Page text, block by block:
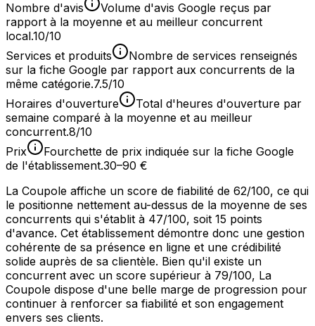
Nombre d'avis
Volume d'avis Google reçus par
rapport à la moyenne et au meilleur concurrent
local.10/10
Services et produits
Nombre de services renseignés
sur la fiche Google par rapport aux concurrents de la
même catégorie.7.5/10
Horaires d'ouverture
Total d'heures d'ouverture par
semaine comparé à la moyenne et au meilleur
concurrent.8/10
Prix
Fourchette de prix indiquée sur la fiche Google
de l'établissement.30–90 €
La Coupole affiche un score de fiabilité de 62/100, ce qui
le positionne nettement au-dessus de la moyenne de ses
concurrents qui s'établit à 47/100, soit 15 points
d'avance. Cet établissement démontre donc une gestion
cohérente de sa présence en ligne et une crédibilité
solide auprès de sa clientèle. Bien qu'il existe un
concurrent avec un score supérieur à 79/100, La
Coupole dispose d'une belle marge de progression pour
continuer à renforcer sa fiabilité et son engagement
envers ses clients.